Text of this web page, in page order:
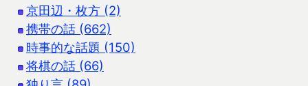
京田辺・枚方 (2)
携帯の話 (662)
時事的な話題 (150)
将棋の話 (66)